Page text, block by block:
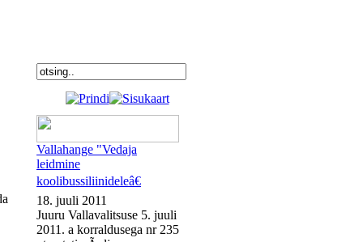
Vallahange "Vedaja
leidmine
koolibussiliinideleâ€
18. juuli 2011
Juuru Vallavalitsuse 5. juuli
2011. a korraldusega nr 235